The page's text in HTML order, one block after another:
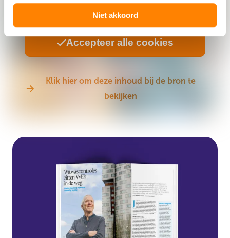
Niet akkoord
Accepteer alle cookies
Klik hier om deze inhoud bij de bron te
bekijken